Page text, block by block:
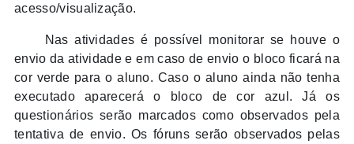
acesso/visualização.
Nas atividades é possível monitorar se houve o
envio da atividade e em caso de envio o bloco ficará na
cor verde para o aluno. Caso o aluno ainda não tenha
executado aparecerá o bloco de cor azul. Já os
questionários serão marcados como observados pela
tentativa de envio. Os fóruns serão observados pelas